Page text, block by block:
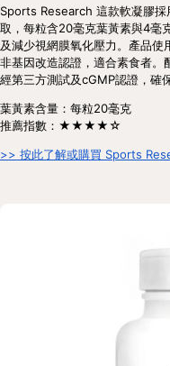
Sports Research 這款軟凝膠
取，每粒含20毫克葉黃素與4毫
及減少視網膜氧化壓力。產品
非基因改造認證，適合素食者。
經第三方測試及cGMP認證，確
葉黃素含量：每粒20毫克
推薦指數：★★★★☆
>> 按此了解或購買 Sports